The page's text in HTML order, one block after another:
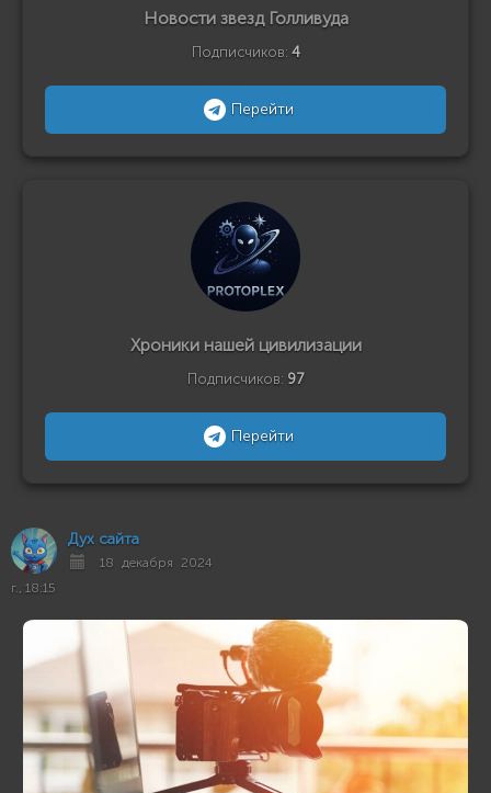
Новости звезд Голливуда
Подписчиков: 4
Перейти
Хроники нашей цивилизации
Подписчиков: 97
Перейти
Дух сайта
18 декабря 2024
г., 18:15